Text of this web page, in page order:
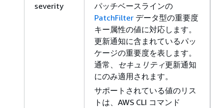
severity
パッチベースラインの
PatchFilter データ型の重要度
キー属性の値に対応します。
更新通知に含まれているパッ
ケージの重要度を表します。
通常、 セキュリティ更新通知
にのみ適用されます。
サポートされている値のリス
トは、AWS CLI コマンド